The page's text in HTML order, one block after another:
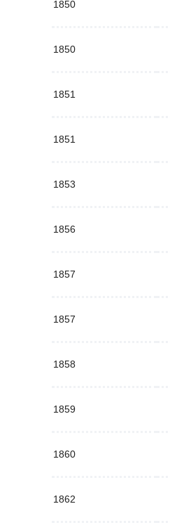
1850
1850
1851
1851
1853
1856
1857
1857
1858
1859
1860
1862